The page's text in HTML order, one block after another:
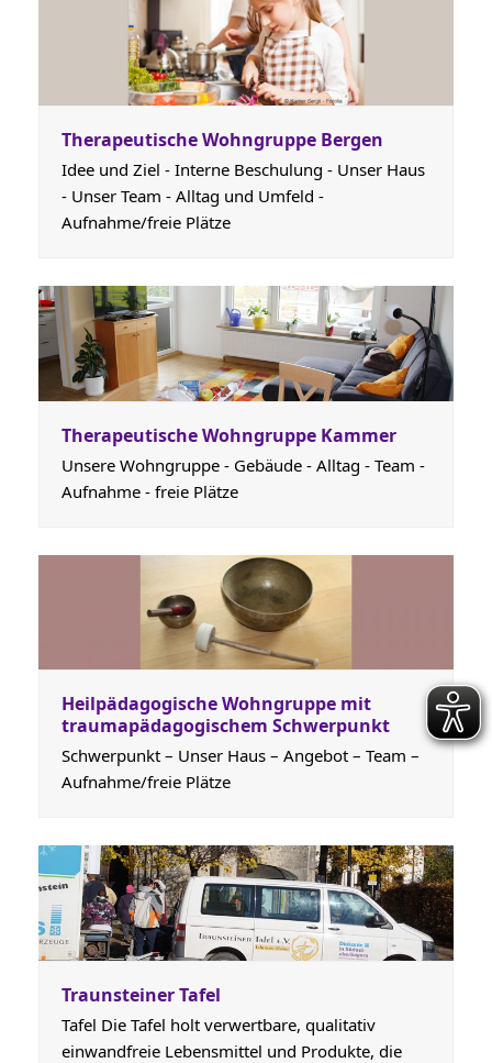
Therapeutische Wohngruppe Bergen
Idee und Ziel - Interne Beschulung - Unser Haus
- Unser Team - Alltag und Umfeld -
Aufnahme/freie Plätze
Therapeutische Wohngruppe Kammer
Unsere Wohngruppe - Gebäude - Alltag - Team -
Aufnahme - freie Plätze
Heilpädagogische Wohngruppe mit
traumapädagogischem Schwerpunkt
Schwerpunkt – Unser Haus – Angebot – Team –
Aufnahme/freie Plätze
Traunsteiner Tafel
Tafel Die Tafel holt verwertbare, qualitativ
einwandfreie Lebensmittel und Produkte, die